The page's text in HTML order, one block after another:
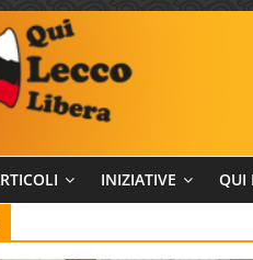
INIZIATIVE QUI